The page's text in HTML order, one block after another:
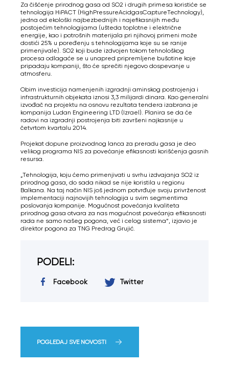
Za čišćenje prirodnog gasa od SO2 i drugih primesa koristiće se
tehnologija HiPACT (HighPressureAcidgasCaptureTechnology),
jedna od ekološki najbezbednijih i najefikasnijih među
postojećim tehnologijama (ušteda toplotne i električne
energije, kao i potrošnih materijala pri njihovoj primeni može
dostići 25% u poređenju s tehnologijama koje su se ranije
primenjivale). SO2 koji bude izdvojen tokom tehnološkog
procesa odlagaće se u unapred pripremljene bušotine koje
pripadaju kompaniji, što će sprečiti njegovo dospevanje u
atmosferu.
Obim investicija namenjenih izgradnji aminskog postrojenja i
infrastrukturnih objekata iznosi 3,3 milijardi dinara. Kao generalni
izvođač na projektu na osnovu rezultata tendera izabrana je
kompanija Ludan Engineering LTD (Izrael). Planira se da će
radovi na izgradnji postrojenja biti završeni najkasnije u
četvrtom kvartalu 2014.
Projekat dopune proizvodnog lanca za preradu gasa je deo
velikog programa NIS za povećanje efikasnosti korišćenja gasnih
resursa.
„Tehnologija, koju ćemo primenjivati u svrhu izdvajanja SO2 iz
prirodnog gasa, do sada nikad se nije koristila u regionu
Balkana. Na taj način NIS još jednom potvrđuje svoju privrženost
implementaciji najnovijih tehnologija u svim segmentima
poslovanja kompanije. Mogućnost povećanja kvaliteta
prirodnog gasa otvara za nas mogućnost povećanja efikasnosti
rada ne samo našeg pogona, već i celog sistema“, izjavio je
direktor pogona za TNG Predrag Grujić.
PODELI:
Facebook Twitter
POGLEDAJ SVE NOVOSTI